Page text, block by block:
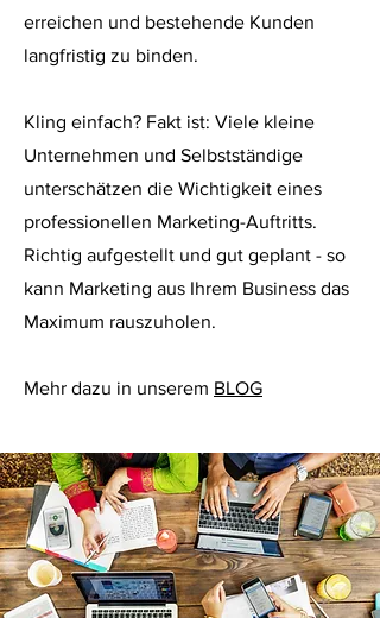
erreichen und bestehende Kunden
langfristig zu binden.
Kling einfach? Fakt ist: Viele kleine
Unternehmen und Selbstständige
unterschätzen die Wichtigkeit eines
professionellen Marketing-Auftritts.
Richtig aufgestellt und gut geplant - so
kann Marketing aus Ihrem Business das
Maximum rauszuholen.
Mehr dazu in unserem BLOG